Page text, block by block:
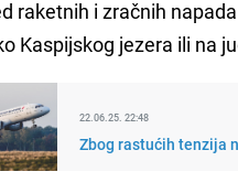
raketnih i zračnih
Kaspijskog jezera ili na
22.06.25. 22:48
Zbog rastućih tenzija